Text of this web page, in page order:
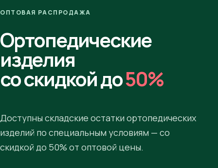
ОПТОВАЯ РАСПРОДАЖА
Ортопедические
изделия
со скидкой до50%
Доступны складские остатки ортопедических
изделий по специальным условиям — со
скидкой до 50% от оптовой цены.